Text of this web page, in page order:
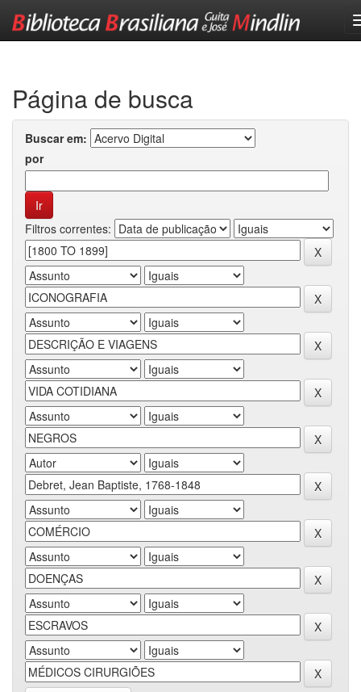
Página de busca
Buscar em:
por
Filtros correntes: